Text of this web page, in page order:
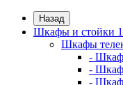
Назад
Шкафы и стойки
Шкафы
-
-
-